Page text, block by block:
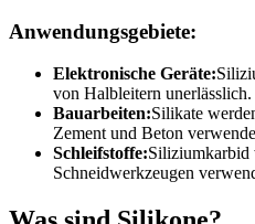
Anwendungsgebiete:
Elektronische Geräte:
von Halbleitern unerlässlich.
Bauarbeiten:Silikate
Zement und Beton
Schleifstoffe:
Schneidwerkzeugen